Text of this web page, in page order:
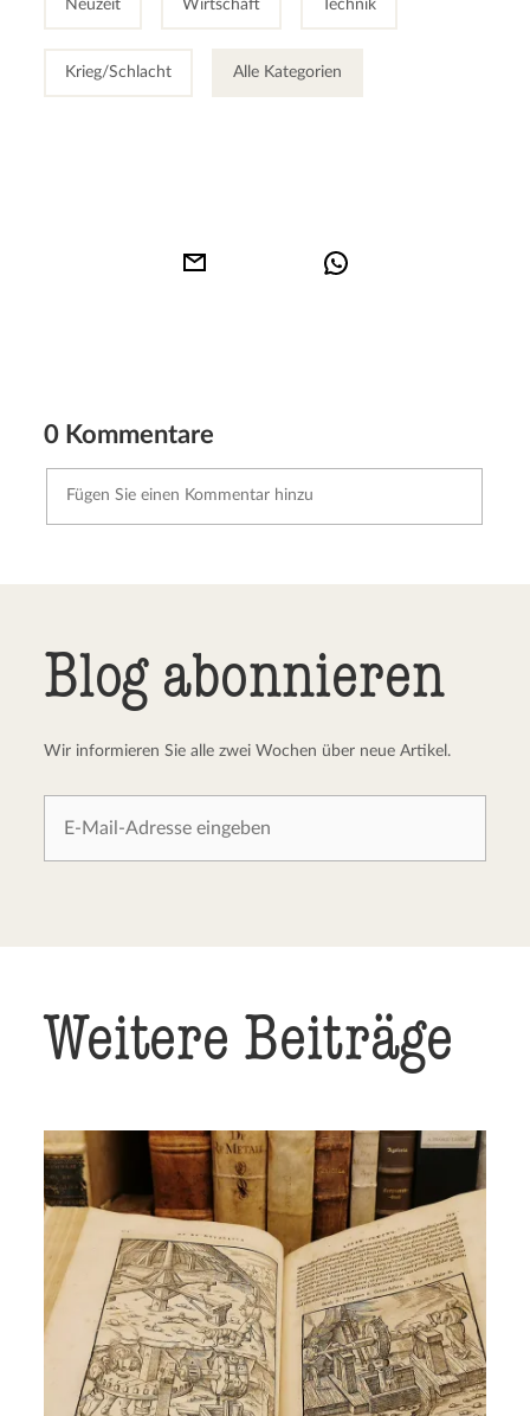
Neuzeit Wirtschaft Technik
Krieg/Schlacht Alle Kategorien
0 Kommentare
Blog abonnieren
Wir informieren Sie alle zwei Wochen über neue Artikel.
Weitere Beiträge